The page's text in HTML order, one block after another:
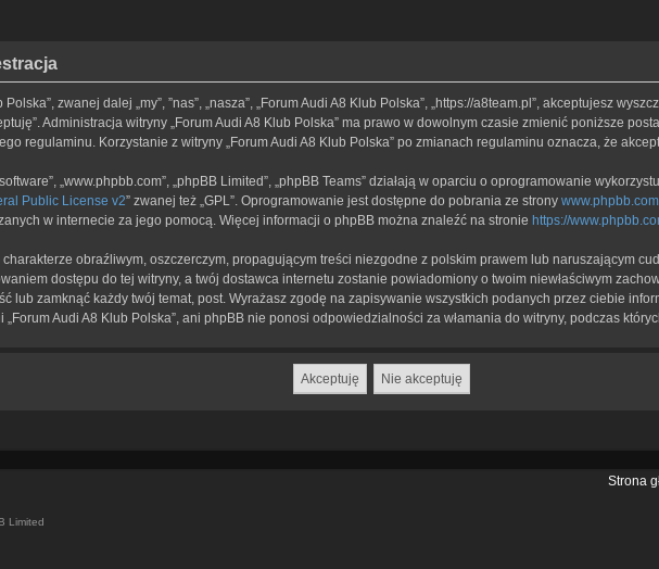
zwanej dalej „my”, ”nas”, „nasza”, „Forum Audi A8 Klub Polska”, „https://a8team.pl”, akceptujesz
Administracja witryny „Forum Audi A8 Klub Polska” ma prawo w dowolnym czasie zmienić poniższe
regulaminu. Korzystanie z witryny „Forum Audi A8 Klub Polska” po zmianach regulaminu oznacza, że
software”, „www.phpbb.com”, „phpBB Limited”, „phpBB Teams” działają w oparciu o oprogramowanie
Public License v2” zwanej też „GPL”. Oprogramowanie jest dostępne do pobrania ze strony www.phpbb.com
w internecie za jego pomocą. Więcej informacji o phpBB można znaleźć na stronie https://
obraźliwym, oszczerczym, propagującym treści niezgodne z polskim prawem lub naruszającym
dostępu do tej witryny, a twój dostawca internetu zostanie powiadomiony o twoim niewłaściwym
lub zamknąć każdy twój temat, post. Wyrażasz zgodę na zapisywanie wszystkich podanych przez ciebie
Audi A8 Klub Polska”, ani phpBB nie ponosi odpowiedzialności za włamania do witryny, podczas
Strona
Limited